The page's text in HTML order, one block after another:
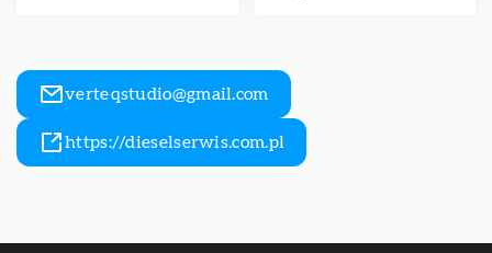
verteqstudio@gmail.com
https://dieselserwis.com.pl